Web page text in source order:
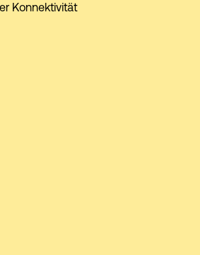
Konnektivität